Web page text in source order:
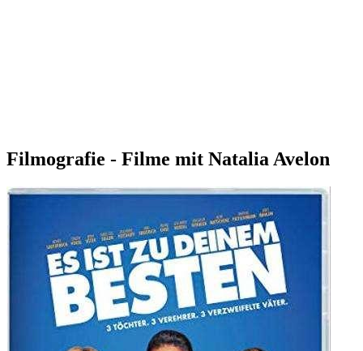
Filmografie - Filme mit Natalia Avelon